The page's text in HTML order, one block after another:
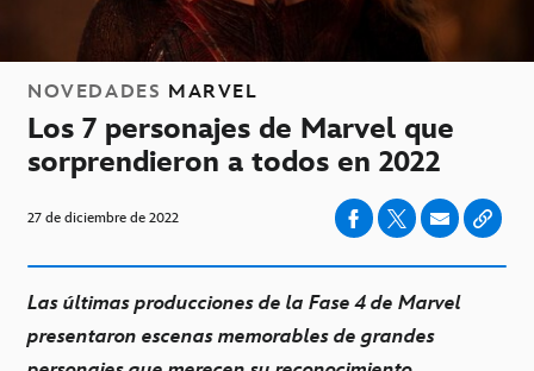
NOVEDADES MARVEL
Los 7 personajes de Marvel que
sorprendieron a todos en 2022
27 de diciembre de 2022
Las últimas producciones de la Fase 4 de Marvel
presentaron escenas memorables de grandes